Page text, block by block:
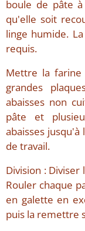
boule de pâte
qu'elle soit
linge humide.
requis.
Mettre la farine
grandes
abaisses non
pâte et
abaisses jusqu'à
de travail.
Division : Diviser
Rouler chaque
en galette en
puis la remettre